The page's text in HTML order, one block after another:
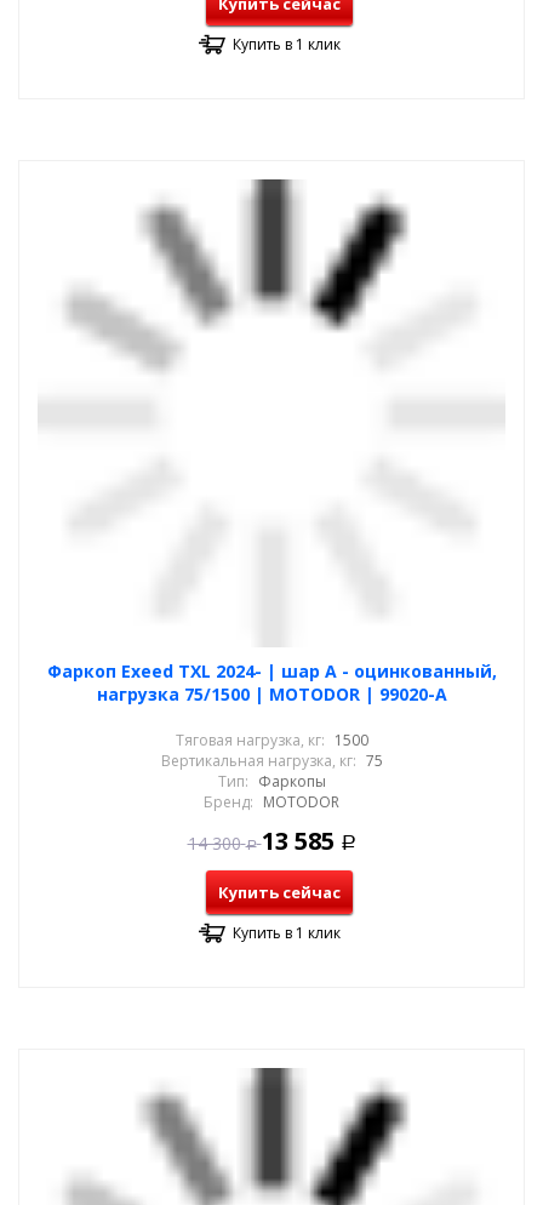
Купить в 1 клик
Фаркоп Exeed TXL 2024- | шар A - оцинкованный,
нагрузка 75/1500 | MOTODOR | 99020-A
Тяговая нагрузка, кг: 1500
Вертикальная нагрузка, кг: 75
Тип: Фаркопы
Бренд: MOTODOR
14 300 Р 13 585 Р
Купить сейчас
Купить в 1 клик